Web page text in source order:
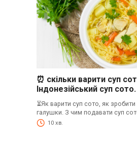
⏰ скільки варити суп
Індонезійський суп сото.
⏳Як варити суп сото, як
галушки. З чим подавати суп
10 хв.